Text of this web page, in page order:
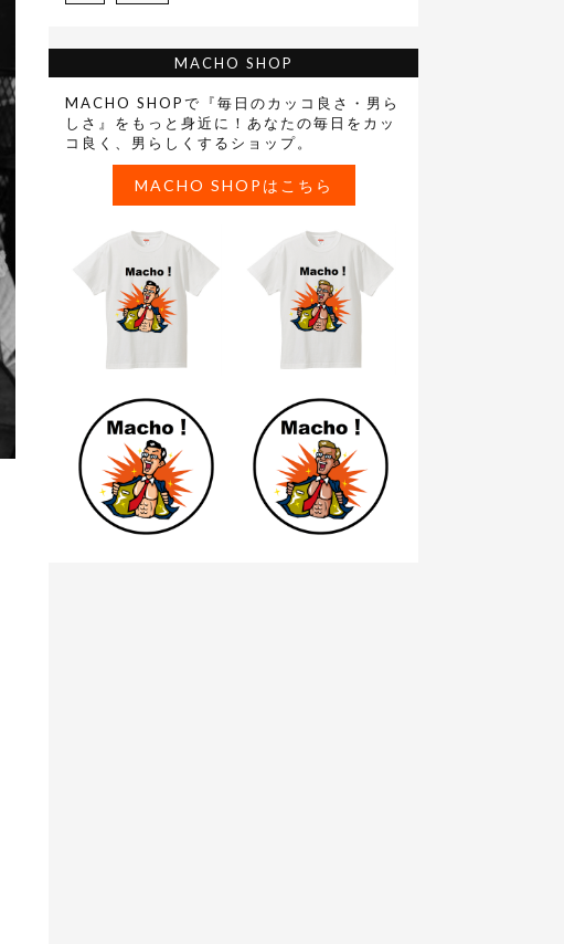
MACHO SHOP
MACHO SHOPで『毎日のカッコ良さ・男ら
しさ』をもっと身近に！あなたの毎日をカッ
コ良く、男らしくするショップ。
MACHO SHOPはこちら